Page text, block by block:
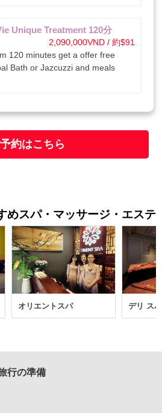
Unique Treatment 120分
2,090,000VND / 約$91
120 minutes get a offer free
Bath or Jazcuzzi and meals
約はこちら
めスパ・マッサージ・エステ
オリエントスパ デリ スパ
行の準備